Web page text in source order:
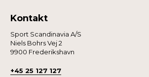
Kontakt
Sport Scandinavia A/S
Niels Bohrs Vej 2
9900 Frederikshavn
+45 25 127 127